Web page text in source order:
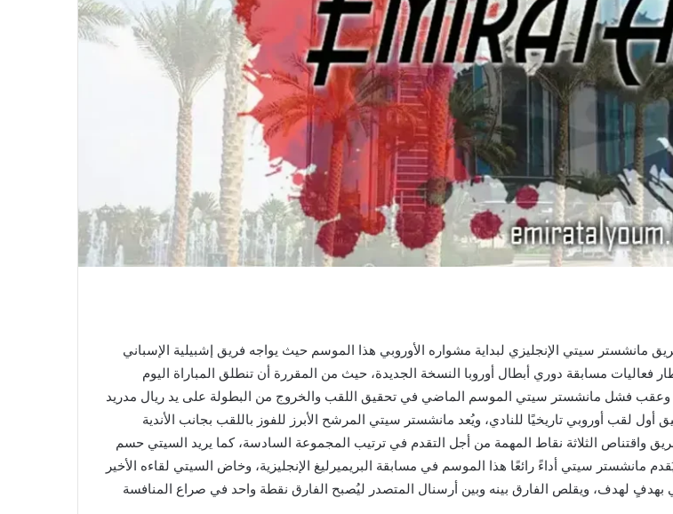
مانشستر سيتي الإنجليزي لبداية مشواره الأوروبي هذا الموسم حيث يواجه فريق إشبيلية الإسباني
مسابقة دوري أبطال أوروبا النسخة الجديدة، حيث من المقررة أن تنطلق المباراة اليوم
ملعب إشبيلية الأساسية، وعقب فشل مانشستر سيتي الموسم الماضي في تحقيق اللقب والخروج من البطولة على يد ريال مدريد
لقب أوروبي تاريخيًا للنادي، ويُعد مانشستر سيتي المرشح الأبرز للفوز باللقب بجانب الأندية
واقتناص الثلاثة نقاط المهمة من أجل التقدم في ترتيب المجموعة السادسة، كما يريد السيتي حسم
مانشستر سيتي أداءً رائعًا هذا الموسم في مسابقة البريميرليغ الإنجليزية، وخاض السيتي لقاءه الأخير
بهدفٍ لهدف، ويقلص الفارق بينه وبين أرسنال المتصدر ليُصبح الفارق نقطة واحد في صراع المنافسة